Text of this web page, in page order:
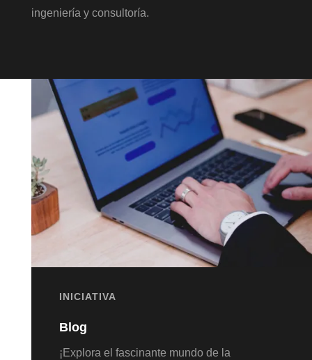
ingeniería y consultoría.
INICIATIVA
Blog
¡Explora el fascinante mundo de la